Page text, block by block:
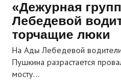
«Дежурная
Лебедевой
торчащие люки
На Ады Лебедевой
Пушкина разрастается
мосту…